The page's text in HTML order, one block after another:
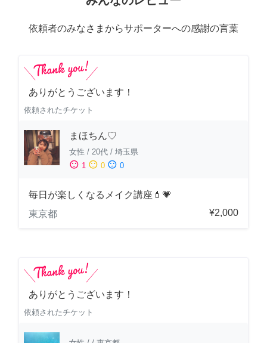
依頼者のみなさまからサポーターへの感謝の言葉
ありがとうございます！
依頼されたチケット
まほちん♡
女性 / 20代 / 埼玉県
sentiment_satisfied 1 sentiment_neutral 0 sentiment_dissatisfied 0
毎日が楽しくなるメイク講座💄💗
東京都
¥2,000
ありがとうございます！
依頼されたチケット